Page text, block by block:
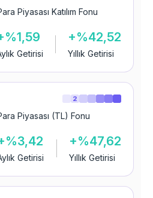
Piyasası Katılım Fonu
Getirisi
+%42,52
Yıllık Getirisi
Piyasası (TL) Fonu
Getirisi
+%47,62
Yıllık Getirisi
2